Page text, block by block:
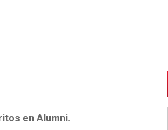
en Alumni.